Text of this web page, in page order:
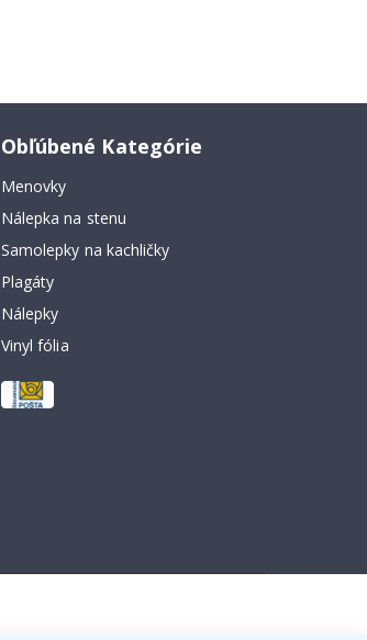
Obľúbené Kategórie
Menovky
Nálepka na stenu
Samolepky na kachličky
Plagáty
Nálepky
Vinyl fólia